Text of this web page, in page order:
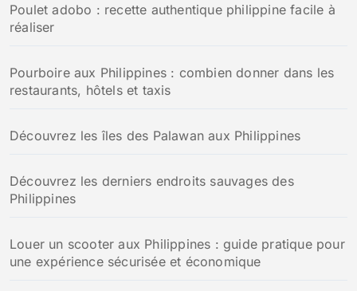
Poulet adobo : recette authentique philippine facile à
réaliser
Pourboire aux Philippines : combien donner dans les
restaurants, hôtels et taxis
Découvrez les îles des Palawan aux Philippines
Découvrez les derniers endroits sauvages des
Philippines
Louer un scooter aux Philippines : guide pratique pour
une expérience sécurisée et économique